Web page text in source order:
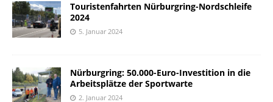
Touristenfahrten Nürburgring-Nordschleife
2024
5. Januar 2024
Nürburgring: 50.000-Euro-Investition in die
Arbeitsplätze der Sportwarte
2. Januar 2024